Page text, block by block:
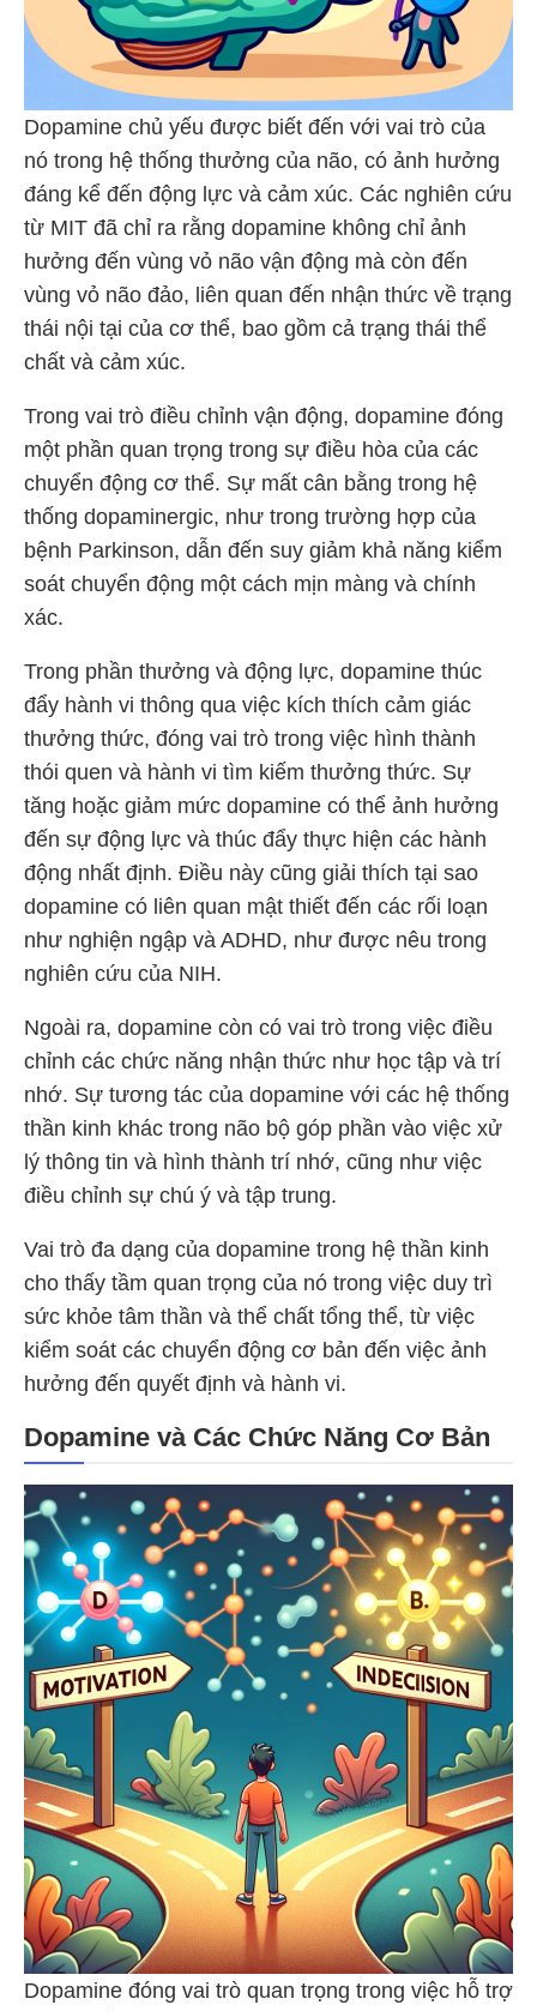
Dopamine chủ yếu được biết đến với vai trò của
nó trong hệ thống thưởng của não, có ảnh hưởng
đáng kể đến động lực và cảm xúc. Các nghiên cứu
từ MIT​ ​ đã chỉ ra rằng dopamine không chỉ ảnh
hưởng đến vùng vỏ não vận động mà còn đến
vùng vỏ não đảo, liên quan đến nhận thức về trạng
thái nội tại của cơ thể, bao gồm cả trạng thái thể
chất và cảm xúc.
Trong vai trò điều chỉnh vận động, dopamine đóng
một phần quan trọng trong sự điều hòa của các
chuyển động cơ thể. Sự mất cân bằng trong hệ
thống dopaminergic, như trong trường hợp của
bệnh Parkinson, dẫn đến suy giảm khả năng kiểm
soát chuyển động một cách mịn màng và chính
xác.
Trong phần thưởng và động lực, dopamine thúc
đẩy hành vi thông qua việc kích thích cảm giác
thưởng thức, đóng vai trò trong việc hình thành
thói quen và hành vi tìm kiếm thưởng thức. Sự
tăng hoặc giảm mức dopamine có thể ảnh hưởng
đến sự động lực và thúc đẩy thực hiện các hành
động nhất định. Điều này cũng giải thích tại sao
dopamine có liên quan mật thiết đến các rối loạn
như nghiện ngập và ADHD, như được nêu trong
nghiên cứu của NIH​​.
Ngoài ra, dopamine còn có vai trò trong việc điều
chỉnh các chức năng nhận thức như học tập và trí
nhớ. Sự tương tác của dopamine với các hệ thống
thần kinh khác trong não bộ góp phần vào việc xử
lý thông tin và hình thành trí nhớ, cũng như việc
điều chỉnh sự chú ý và tập trung.
Vai trò đa dạng của dopamine trong hệ thần kinh
cho thấy tầm quan trọng của nó trong việc duy trì
sức khỏe tâm thần và thể chất tổng thể, từ việc
kiểm soát các chuyển động cơ bản đến việc ảnh
hưởng đến quyết định và hành vi.
Dopamine và Các Chức Năng Cơ Bản
Dopamine đóng vai trò quan trọng trong việc hỗ trợ